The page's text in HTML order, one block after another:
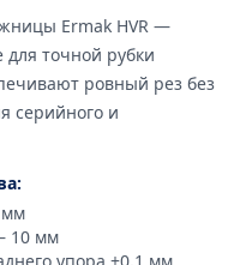
Ermak HVR —
точной рубки
ровный рез без
серийного и
мм
10 мм